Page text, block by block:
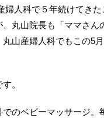
婦人科で５年続けてきた
丸山院長も「ママさん
山産婦人科でもこの5
。
でのベビーマッサージ。